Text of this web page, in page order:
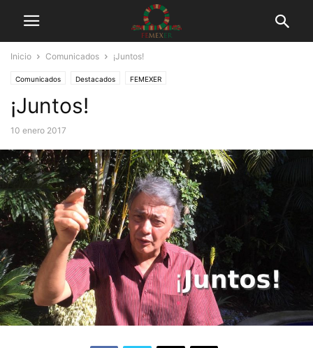
Inicio Comunicados ¡Juntos!
Comunicados Destacados FEMEXER
Trabajo con asociaciones de pacientes
¡Juntos!
10 enero 2017